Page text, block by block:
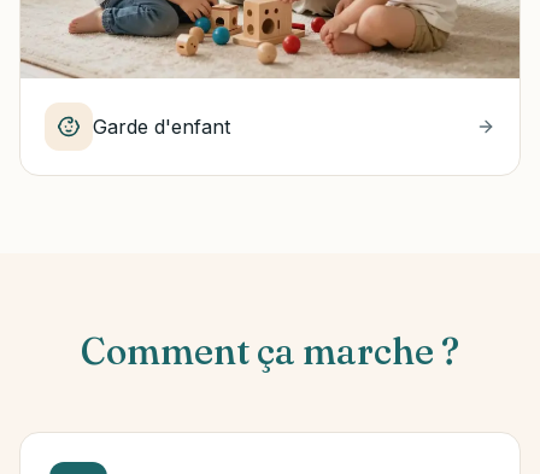
Garde d'enfant
Comment ça marche ?